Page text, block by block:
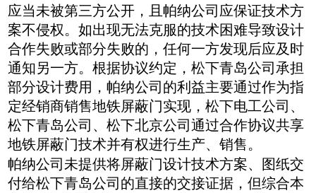
应当未被第三方公开，且帕纳公司应保证技术方
案不侵权。如出现无法克服的技术困难导致设计
合作失败或部分失败的，任何一方发现后应及时
通知另一方。根据协议约定，松下青岛公司承担
部分设计费用，帕纳公司的利益主要通过作为指
定经销商销售地铁屏蔽门实现，松下电工公司、
松下青岛公司、松下北京公司通过合作协议共享
地铁屏蔽门技术并有权进行生产、销售。
帕纳公司未提供将屏蔽门设计技术方案、图纸交
付给松下青岛公司的直接的交接证据，但综合本